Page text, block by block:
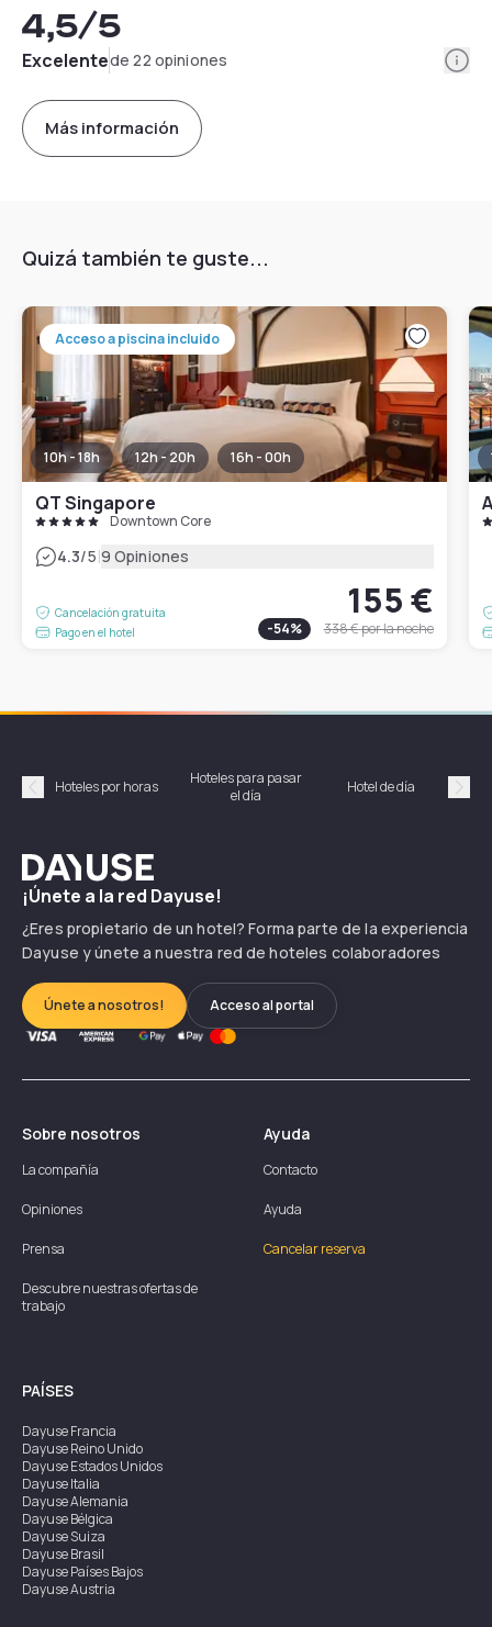
4,5/5
Excelentede 22 opiniones
Más información
Quizá también te guste...
Acceso a piscina incluido
10h - 18h 12h - 20h 16h - 00h
QT Singapore
Downtown Core
4.3/5|9 Opiniones
Cancelación gratuita
Pago en el hotel
155 €
-54% 338 €por la noche
Précédent
Hoteles por horas
Hoteles para pasar
el día
Hotel de día
Dayuse
¡Únete a la red Dayuse!
¿Eres propietario de un hotel? Forma parte de la experiencia
Dayuse y únete a nuestra red de hoteles colaboradores
Únete a nosotros! Acceso al portal
Sobre nosotros
La compañía
Opiniones
Prensa
Descubre nuestras ofertas de
trabajo
Ayuda
Contacto
Ayuda
Cancelar reserva
PAÍSES
DayuseFrancia
DayuseReino Unido
DayuseEstados Unidos
DayuseItalia
DayuseAlemania
DayuseBélgica
DayuseSuiza
DayuseBrasil
DayusePaíses Bajos
DayuseAustria